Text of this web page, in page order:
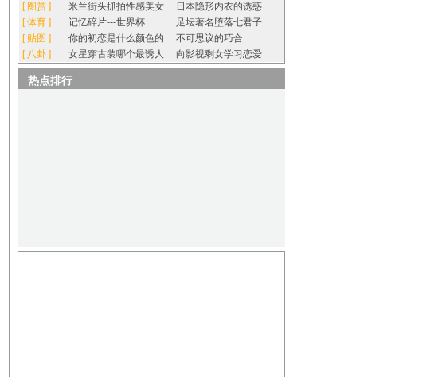
[ 图赏 ]
[体育 ]
[ 贴图 ]
[ 八卦 ]
米兰街头抓拍性感美女
日本隐形内衣的诱惑
记忆碎片---世界杯
足坛著名堕落七君子
你的初恋是什么颜色的
不可思议的巧合
女星穿古装哪个最诱人
向影视剩女学习恋爱
热点排行